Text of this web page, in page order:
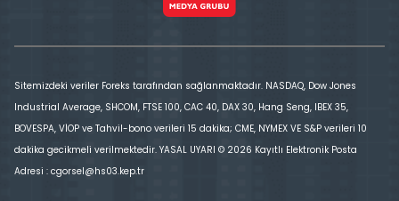
Sitemizdeki veriler Foreks tarafından sağlanmaktadır. NASDAQ, Dow Jones
Industrial Average, SHCOM, FTSE 100, CAC 40, DAX 30, Hang Seng, IBEX 35,
BOVESPA, VİOP ve Tahvil-bono verileri 15 dakika; CME, NYMEX VE S&P verileri 10
dakika gecikmeli verilmektedir. YASAL UYARI © 2026 Kayıtlı Elektronik Posta
Adresi : cgorsel@hs03.kep.tr